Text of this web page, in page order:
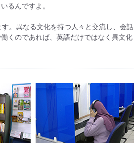
るんですよ。
。異なる文化を持つ人々と交流し、会話
くのであれば、英語だけではなく異文化